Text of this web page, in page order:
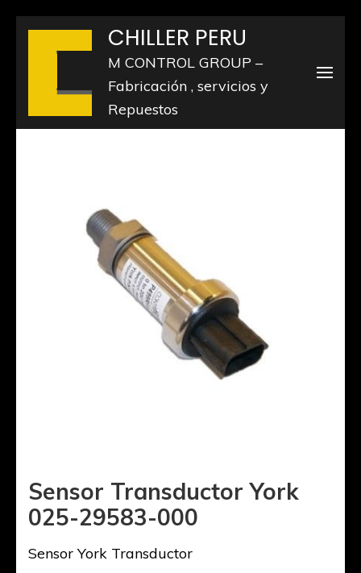
Saltar
(presiona
CHILLER PERU
M CONTROL GROUP –
Fabricación , servicios y
Repuestos
Sensor Transductor York
025-29583-000
Sensor York Transductor